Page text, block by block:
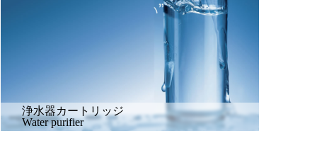
浄水器カートリッジ
Water purifier